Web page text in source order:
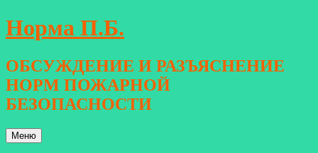
Перейти
к
Норма П.Б.
ОБСУЖДЕНИЕ И РАЗЪЯСНЕНИЕ
НОРМ ПОЖАРНОЙ
БЕЗОПАСНОСТИ
Меню